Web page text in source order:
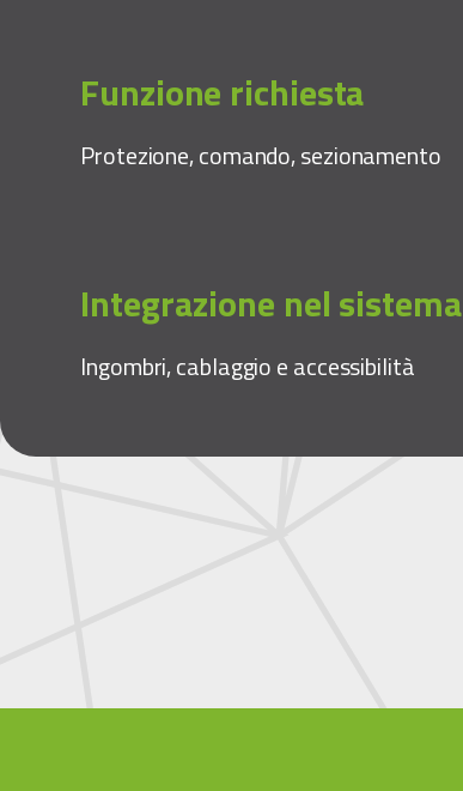
Funzione richiesta
Protezione, comando, sezionamento
Integrazione nel sistema
Ingombri, cablaggio e accessibilità